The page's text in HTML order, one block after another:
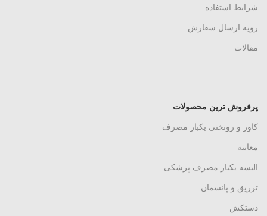
شرایط استفاده
رویه ارسال سفارش
مقالات
پرفروش ترین محصولات
کاور و روتختی یکبار مصرف
معاینه
البسه یکبار مصرف پزشکی
تزریق و پانسمان
دستکش